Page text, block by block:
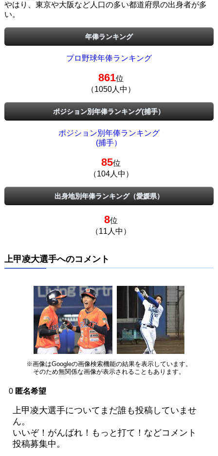
やはり、東京や大阪など人口の多い都道府県の出身者が多
い。
年俸ランキング
プロ野球年俸ランキング
861位
（1050人中）
ポジション別年俸ランキング(捕手）
ポジション別年俸ランキング
(捕手）
85位
（104人中）
出身地別年俸ランキング（愛媛県）
8位
（11人中）
上甲凌大選手へのコメント
※画像はGoogleの画像検索機能の結果を表示しています。
そのため無関係な画像が表示されることもあります。
0 匿名希望
上甲凌大選手についてまだ誰も投稿していませ
ん。
いいぞ！がんばれ！もっと打て！などコメント
投稿募集中。